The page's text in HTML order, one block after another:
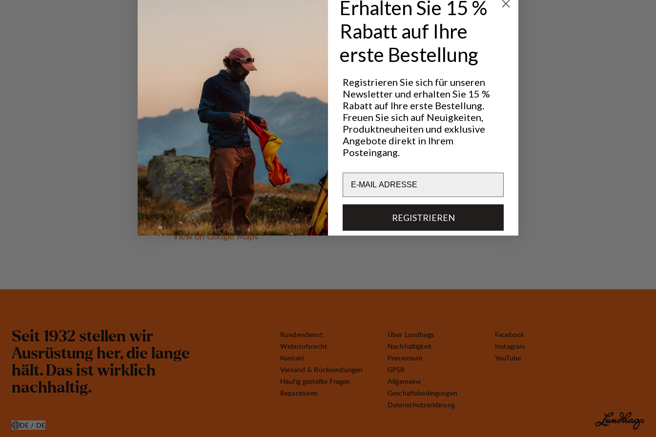
Monday to Friday: 10:00 - 19:00
Saturday: 10:00 - 17:00
Sunday: 12:00 - 16:00
Contact Us
store.stockholm@lundhags.com
Phone number: +46 73 023 73 38
Customer support
Visit Us
Kungsgatan 33, 111 56 Stockholm, Sweden
View on Google Maps
Seit 1932 stellen wir
Ausrüstung her, die lange
hält. Das ist wirklich
nachhaltig.
Kundendienst
Widerrufsrecht
Kontakt
Versand & Rücksendungen
Häufig gestellte Fragen
Reparaturen
Über Lundhags
Nachhaltigkeit
Presseraum
GPSR
Allgemeine
Geschäftsbedingungen
Datenschutzerklärung
Facebook
Instagram
YouTube
DE / DE
LAND AUSWÄHLEN ÖFFNEN
Erhalten Sie 15 %
Rabatt auf Ihre
erste Bestellung
Registrieren Sie sich für unseren
Newsletter und erhalten Sie 15 %
Rabatt auf Ihre erste Bestellung.
Freuen Sie sich auf Neuigkeiten,
Produktneuheiten und exklusive
Angebote direkt in Ihrem
Posteingang.
REGISTRIEREN